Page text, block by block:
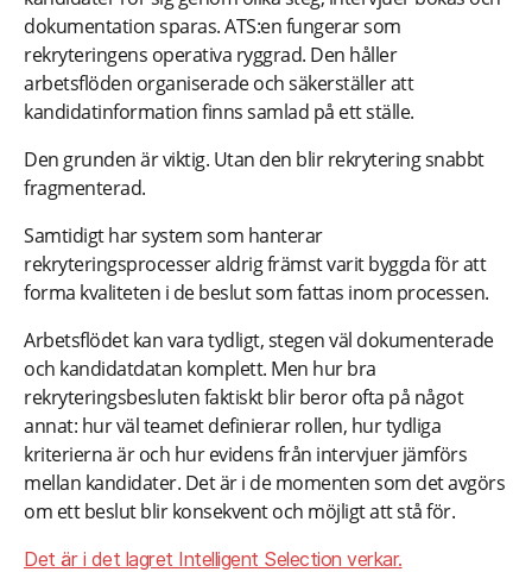
dokumentation sparas. ATS:en fungerar som
rekryteringens operativa ryggrad. Den håller
arbetsflöden organiserade och säkerställer att
kandidatinformation finns samlad på ett ställe.
Den grunden är viktig. Utan den blir rekrytering snabbt
fragmenterad.
Samtidigt har system som hanterar
rekryteringsprocesser aldrig främst varit byggda för att
forma kvaliteten i de beslut som fattas inom processen.
Arbetsflödet kan vara tydligt, stegen väl dokumenterade
och kandidatdatan komplett. Men hur bra
rekryteringsbesluten faktiskt blir beror ofta på något
annat: hur väl teamet definierar rollen, hur tydliga
kriterierna är och hur evidens från intervjuer jämförs
mellan kandidater. Det är i de momenten som det avgörs
om ett beslut blir konsekvent och möjligt att stå för.
Det är i det lagret Intelligent Selection verkar.